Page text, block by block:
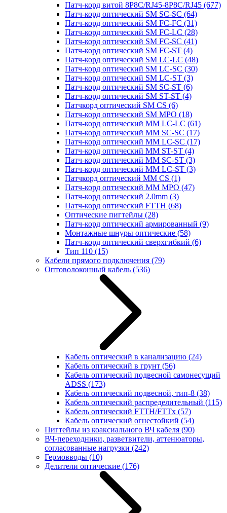
Патч-корд витой 8P8C/RJ45-8P8C/RJ45 (677)
Патч-корд оптический SM SC-SC (64)
Патч-корд оптический SM FC-FC (31)
Патч-корд оптический SM FC-LC (28)
Патч-корд оптический SM FC-SC (41)
Патч-корд оптический SM FC-ST (4)
Патч-корд оптический SM LC-LC (48)
Патч-корд оптический SM LC-SC (30)
Патч-корд оптический SM LC-ST (3)
Патч-корд оптический SM SC-ST (6)
Патч-корд оптический SM ST-ST (4)
Патчкорд оптический SM CS (6)
Патч-корд оптический SM MPO (18)
Патч-корд оптический MM LC-LC (61)
Патч-корд оптический MM SC-SC (17)
Патч-корд оптический MM LC-SC (17)
Патч-корд оптический MM ST-ST (4)
Патч-корд оптический MM SC-ST (3)
Патч-корд оптический MM LC-ST (3)
Патчкорд оптический MM CS (1)
Патч-корд оптический MM MPO (47)
Патч-корд оптический 2.0mm (3)
Патч-корд оптический FTTH (68)
Оптические пигтейлы (28)
Патч-корд оптический армированный (9)
Монтажные шнуры оптические (58)
Патч-корд оптический сверхгибкий (6)
Тип 110 (15)
Кабели прямого подключения (79)
Оптоволоконный кабель (536)
Кабель оптический в канализацию (24)
Кабель оптический в грунт (56)
Кабель оптический подвесной самонесущий
ADSS (173)
Кабель оптический подвесной, тип-8 (38)
Кабель оптический распределительный (115)
Кабель оптический FTTH/FTTx (57)
Кабель оптический огнестойкий (54)
Пигтейлы из коаксиального ВЧ кабеля (90)
ВЧ-переходники, разветвители, аттенюаторы,
согласованные нагрузки (242)
Гермовводы (10)
Делители оптические (176)